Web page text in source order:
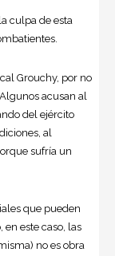
culpa de esta
Grouchy, por no
acusan al
del ejército
al
sufría un
que pueden
este caso, las
no es obra